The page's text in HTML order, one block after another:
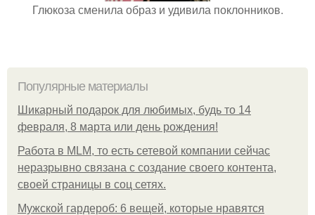
Глюкоза сменила образ и удивила поклонников.
Популярные материалы
Шикарный подарок для любимых, будь то 14
февраля, 8 марта или день рождения!
Работа в MLM, то есть сетевой компании сейчас
неразрывно связана с создание своего контента,
своей страницы в соц сетях.
Мужской гардероб: 6 вещей, которые нравятся